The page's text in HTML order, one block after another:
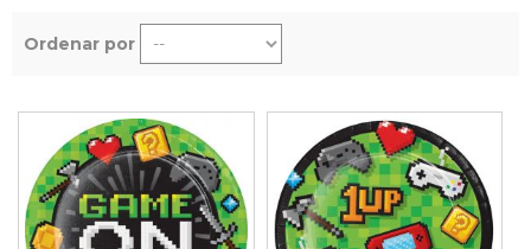
Ordenar por